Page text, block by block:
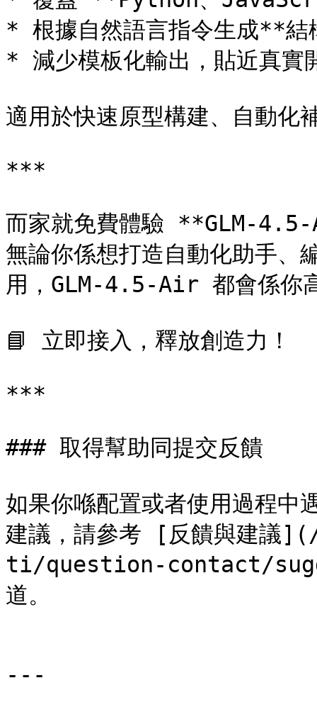
* 根據自然語言指令生成**結
* 減少模板化輸出，貼近真實
適用於快速原型構建、自動化
***
而家就免費體驗 **GLM-
無論你係想打造自動化助手
用，GLM-4.5-Air 都會係你
📘 立即接入，釋放創造力！
***
### 取得幫助同提交反饋
如果你喺配置或者使用過程中
建議，請參考 [反饋與建
ti/question-contact/
道。
---